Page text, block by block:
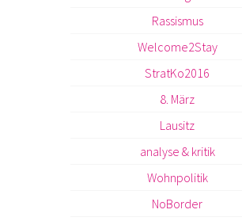
Rassismus
Welcome2Stay
StratKo2016
8. März
Lausitz
analyse & kritik
Wohnpolitik
NoBorder